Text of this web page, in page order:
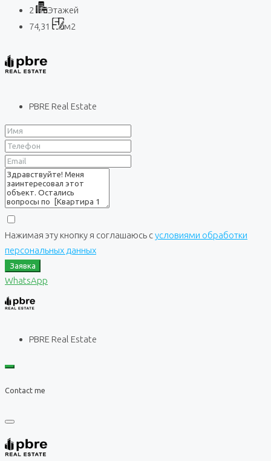
2
Этажей
74,31
м2
PBRE Real Estate
Нажимая эту кнопку я соглашаюсь сусловиями обработки
персональных данных
Заявка
WhatsApp
PBRE Real Estate
Contact me